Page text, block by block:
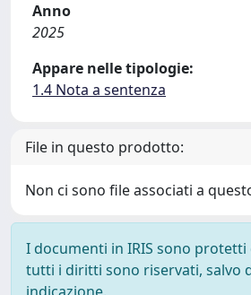
Anno
2025
Appare nelle tipologie:
1.4 Nota a sentenza
File in questo prodotto:
Non ci sono file associati a
I documenti in IRIS sono
tutti i diritti sono riservati, salvo